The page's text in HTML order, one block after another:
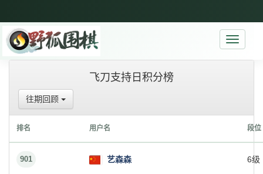
Toggle
飞刀支持日积分榜
往期回顾
排名 用户名 段位
901 艺森森 6级